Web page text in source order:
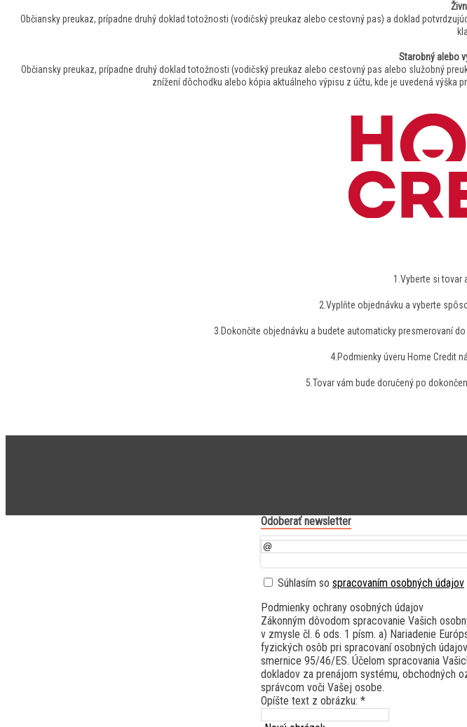
Občiansky preukaz, prípadne druhý doklad totožnosti (vodičský preukaz alebo cestovný pas) a doklad
Starobný alebo
Občiansky preukaz, prípadne druhý doklad totožnosti (vodičský preukaz alebo cestovný pas alebo služobný
znížení dôchodku alebo kópia aktuálneho výpisu z účtu, kde je uvedená
1.Vyberte si tovar
2.Vyplňte objednávku a vyberte
3.Dokončite objednávku a budete automaticky presmerovaní
4.Podmienky úveru Home Credit
5.Tovar vám bude doručený po
Odoberať newsletter
Súhlasím so spracovaním osobných údajov
Podmienky ochrany osobných údajov
Zákonným dôvodom spracovanie Vašich
v zmysle čl. 6 ods. 1 písm. a) Nariadenie
fyzických osôb pri spracovaní osobných
smernice 95/46/ES. Účelom spracovania
dokladov za prenájom systému, obchodných
správcom voči Vašej osobe.
Opíšte text z obrázku: *